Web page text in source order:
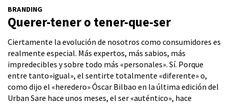
BRANDING
Querer-tener o tener-que-ser
Ciertamente la evolución de nosotros como consumidores es
realmente especial. Más expertos, más sabios, más
impredecibles y sobre todo más «personales». Sí. Porque
entre tanto»igual», el sentirte totalmente «diferente» o,
como dijo el «heredero» Óscar Bilbao en la última edición del
Urban Sare hace unos meses, el ser «auténtico», hace